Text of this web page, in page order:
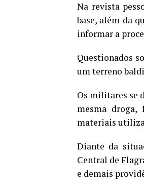
Na revista
base, além da
informar a
Questionados
um terreno
Os militares se
mesma
materiais
Diante da
Central de
e demais